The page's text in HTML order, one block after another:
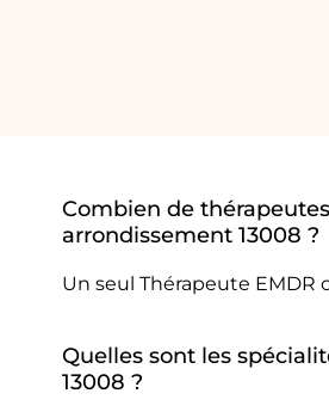
Combien de
arrondissement 13008 ?
Un seul Thérapeute EMDR
Quelles sont les
13008 ?